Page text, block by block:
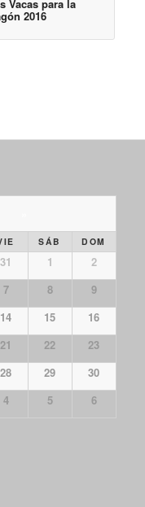
Vacas para la
2016
SÁB DOM
31 1
2
7 8
9
14 15
16
21 22
23
28 29
30
4 5 6